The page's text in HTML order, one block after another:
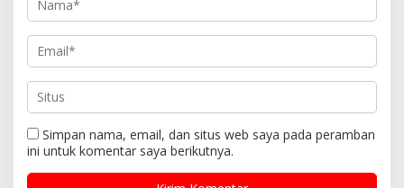
Simpan nama, email, dan situs web saya pada peramban
ini untuk komentar saya berikutnya.